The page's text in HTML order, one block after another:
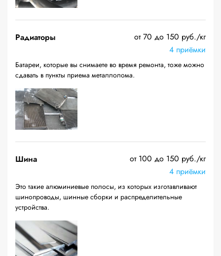
Радиаторы
от 70 до 150 руб./кг
4 приёмки
Батареи, которые вы снимаете во время ремонта, тоже можно
сдавать в пункты приема металлолома.
Шина
от 100 до 150 руб./кг
4 приёмки
Это такие алюминиевые полосы, из которых изготавливают
шинопроводы, шинные сборки и распределительные
устройства.